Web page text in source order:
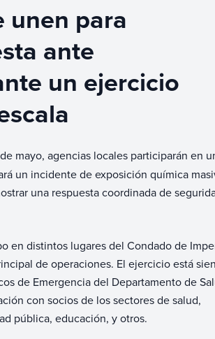
unen para
ante
un ejercicio
mayo, agencias locales participarán en
un incidente de exposición química
una respuesta coordinada de
en distintos lugares del Condado de
de operaciones. El ejercicio está
de Emergencia del Departamento de
con socios de los sectores de salud,
pública, educación, y otros.